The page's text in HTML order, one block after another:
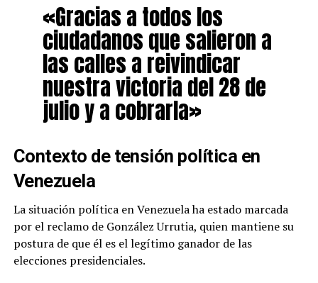
«Gracias a todos los
ciudadanos que salieron a
las calles a reivindicar
nuestra victoria del 28 de
julio y a cobrarla»
Contexto de tensión política en
Venezuela
La situación política en Venezuela ha estado marcada
por el reclamo de González Urrutia, quien mantiene su
postura de que él es el legítimo ganador de las
elecciones presidenciales.